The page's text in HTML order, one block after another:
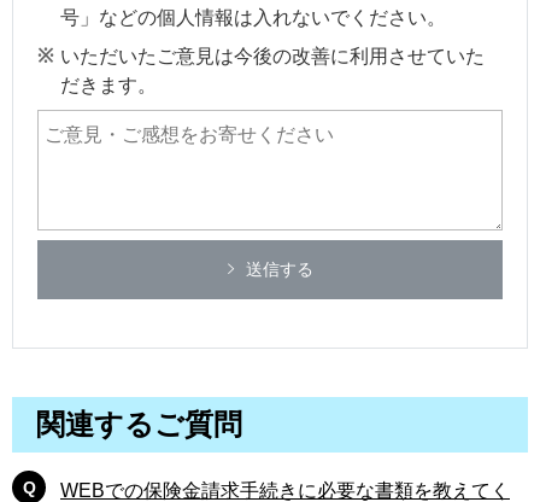
号」などの個人情報は入れないでください。
いただいたご意見は今後の改善に利用させていた
だきます。
送信する
関連するご質問
WEBでの保険金請求手続きに必要な書類を教えてく